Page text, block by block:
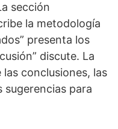
sección
la metodología
presenta los
discute. La
las conclusiones, las
sugerencias para